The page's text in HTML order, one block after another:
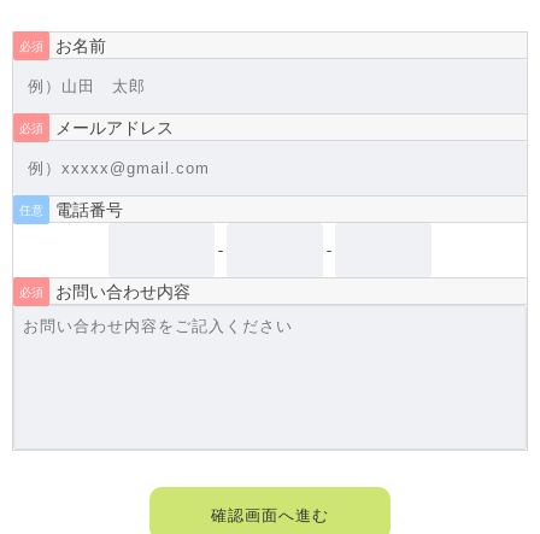
必須 お名前
必須 メールアドレス
任意 電話番号
- -
必須 お問い合わせ内容